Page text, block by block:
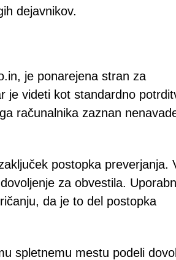
dejavnikov.
je ponarejena stran za
je videti kot standardno
računalnika zaznan
postopka preverjanja.
za obvestila.
da je to del postopka
spletnemu mestu podeli